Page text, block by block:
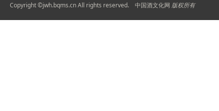
Copyright ©jwh.bqms.cn All rights reserved. 中国酒文化网 版权所有